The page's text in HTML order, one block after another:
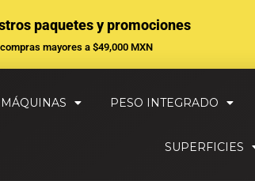
paquetes y promociones
mayores a $49,000 MXN
MÁQUINAS PESO INTEGRADO
SUPERFICIES